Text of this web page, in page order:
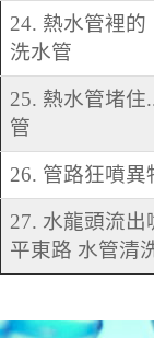
24. 熱水管裡
洗水管
25. 熱水管堵
管
26. 管路狂噴
27. 水龍頭流出
平東路 水管清